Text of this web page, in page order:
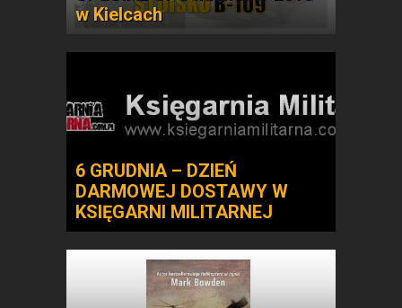
w Kielcach
6 GRUDNIA – DZIEŃ
DARMOWEJ DOSTAWY W
KSIĘGARNI MILITARNEJ